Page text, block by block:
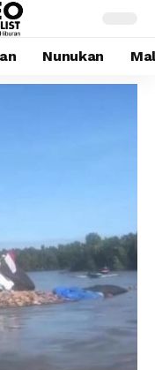
Nunukan